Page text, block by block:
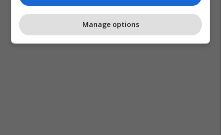
Manage options